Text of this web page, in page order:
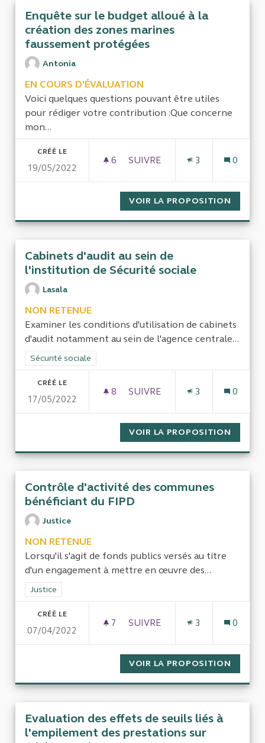
Enquête sur le budget alloué à la
création des zones marines
faussement protégées
Antonia
EN COURS D'ÉVALUATION
Voici quelques questions pouvant être utiles
pour rédiger votre contribution :Que concerne
mon...
CRÉÉ LE
19/05/2022
6 6 ABONNÉS
SUIVRE
3 0
VOIR LA PROPOSITION
Cabinets d'audit au sein de
l'institution de Sécurité sociale
Lasala
NON RETENUE
Examiner les conditions d'utilisation de cabinets
d'audit notamment au sein de l'agence centrale...
Filtrer les résultats de la catégorie : Sécurité sociale
Sécurité sociale
CRÉÉ LE
17/05/2022
8 8 ABONNÉS
SUIVRE
3 0
VOIR LA PROPOSITION
Contrôle d'activité des communes
bénéficiant du FIPD
Justice
NON RETENUE
Lorsqu'il s'agit de fonds publics versés au titre
d'un engagement à mettre en œuvre des...
Filtrer les résultats de la catégorie : Justice
Justice
CRÉÉ LE
07/04/2022
7 7 ABONNÉS
SUIVRE
3 0
VOIR LA PROPOSITION
Evaluation des effets de seuils liés à
l'empilement des prestations sur